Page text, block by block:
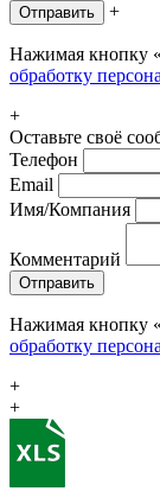
Отправить +
Нажимая кнопку
обработку
+
Оставьте своё
Телефон
Email
Имя/Компания
Комментарий
Отправить
Нажимая кнопку
обработку
+
+